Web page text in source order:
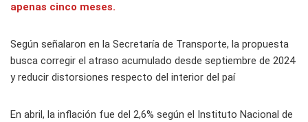
apenas cinco meses.
Según señalaron en la Secretaría de Transporte, la propuesta
busca corregir el atraso acumulado desde septiembre de 2024
y reducir distorsiones respecto del interior del paí
En abril, la inflación fue del 2,6% según el Instituto Nacional de